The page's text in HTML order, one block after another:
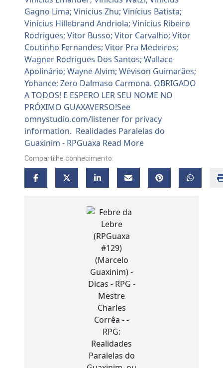
Compartilhe conhecimento: